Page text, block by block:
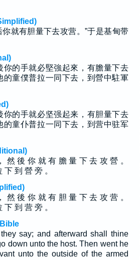
就有胆量下去攻营。”于是基甸带
你的手就必堅強起來，有膽量下去
的童僕普拉一同下去，到營中駐軍
你的手就必坚强起来，有胆量下去
的童仆普拉一同下去，到营中驻军
然 後 你 就 有 膽 量 下 去 攻 營 。
到 營 旁 。
然 後 你 就 有 胆 量 下 去 攻 营 。
到 营 旁 。
say; and afterward shall thine
down unto the host. Then went he
unto the outside of the armed